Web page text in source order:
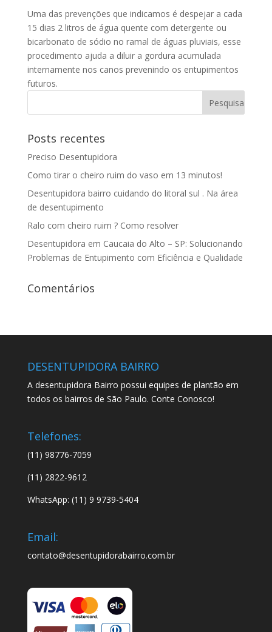
Uma das prevenções que indicamos é despejar a cada
15 dias 2 litros de água quente com detergente ou
bicarbonato de sódio no ramal de águas pluviais, esse
procedimento ajuda a diluir a gordura acumulada
internamente nos canos prevenindo os entupimentos
futuros.
Posts recentes
Preciso Desentupidora
Como tirar o cheiro ruim do vaso em 13 minutos!
Desentupidora bairro cuidando do litoral sul . Na área
de desentupimento
Ralo com cheiro ruim ? Como resolver
Desentupidora em Caucaia do Alto – SP: Solucionando
Problemas de Entupimento com Eficiência e Qualidade
Comentários
DESENTUPIDORA BAIRRO
A desentupidora Bairro possui equipes de plantão em
todos os bairros de São Paulo. Conte Conosco!
Telefones:
(11) 98776-7059
(11) 2822-9612
WhatsApp: (11) 9 9739-5404
Email:
contato@desentupidorabairro.com.br